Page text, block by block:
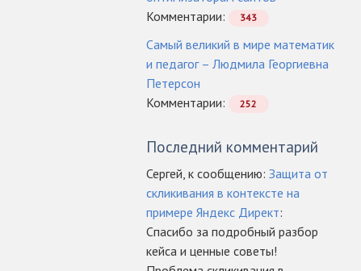
Комментарии:
343
Самый великий в мире математик
и педагог – Людмила Георгиевна
Петерсон
Комментарии:
252
Последний комментарий
Сергей, к сообщению: Защита от
скликивания в контексте на
примере Яндекс Директ:
Спасибо за подробный разбор
кейса и ценные советы!